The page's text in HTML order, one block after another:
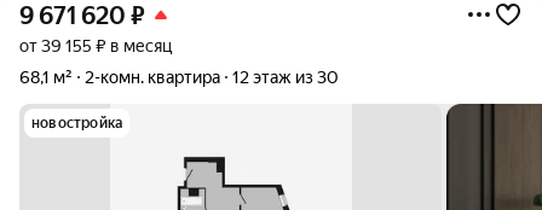
9 671 620 ₽
от 39 155 ₽ в месяц
68,1 м²
2-комн. квартира 12 этаж из 30
новостройка